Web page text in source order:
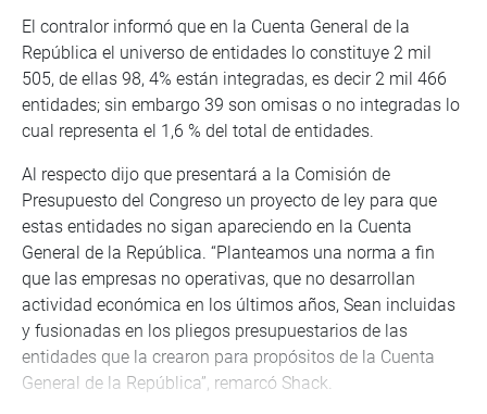
El contralor informó que en la Cuenta General de la
República el universo de entidades lo constituye 2 mil
505, de ellas 98, 4% están integradas, es decir 2 mil 466
entidades; sin embargo 39 son omisas o no integradas lo
cual representa el 1,6 % del total de entidades.
Al respecto dijo que presentará a la Comisión de
Presupuesto del Congreso un proyecto de ley para que
estas entidades no sigan apareciendo en la Cuenta
General de la República. “Planteamos una norma a fin
que las empresas no operativas, que no desarrollan
actividad económica en los últimos años, Sean incluidas
y fusionadas en los pliegos presupuestarios de las
entidades que la crearon para propósitos de la Cuenta
General de la República”, remarcó Shack.